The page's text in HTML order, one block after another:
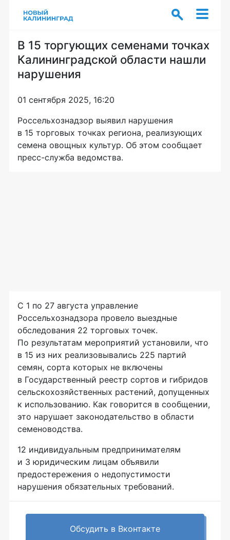
В 15 торгующих семенами точках
Калининградской области нашли
нарушения
01 сентября 2025, 16:20
Россельхознадзор выявил нарушения
в 15 торговых точках региона, реализующих
семена овощных культур. Об этом сообщает
пресс-служба ведомства.
С 1 по 27 августа управление
Россельхознадзора провело выездные
обследования 22 торговых точек.
По результатам мероприятий установили, что
в 15 из них реализовывались 225 партий
семян, сорта которых не включены
в Государственный реестр сортов и гибридов
сельскохозяйственных растений, допущенных
к использованию. Как говорится в сообщении,
это нарушает законодательство в области
семеноводства.
12 индивидуальным предпринимателям
и 3 юридическим лицам объявили
предостережения о недопустимости
нарушения обязательных требований.
Обсудить в Вконтакте